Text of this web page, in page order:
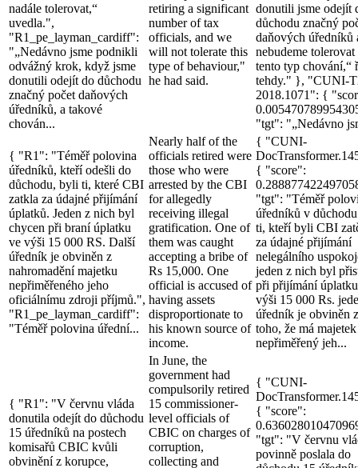
nadále tolerovat,“
uvedla.",
"R1_pe_layman_cardiff":
"„Nedávno jsme podnikli
odvážný krok, když jsme
donutili odejít do důchodu
značný počet daňových
úředníků, a takové
chován...
retiring a significant
number of tax
officials, and we
will not tolerate this
type of behaviour,"
he had said.
donutili jsme odejít
důchodu značný
daňových úředníků
nebudeme tolerovat
tento typ chování,“
tehdy." }, "CUNI-
2018.1071": {
"tgt": "„Nedávno
{ "R1": "Téměř polovina
úředníků, kteří odešli do
důchodu, byli ti, které CBI
zatkla za údajné přijímání
úplatků. Jeden z nich byl
chycen při braní úplatku
ve výši 15 000 RS. Další
úředník je obviněn z
nahromadění majetku
nepřiměřeného jeho
oficiálnímu zdroji příjmů.",
"R1_pe_layman_cardiff":
"Téměř polovina úřední...
Nearly half of the
officials retired were
those who were
arrested by the CBI
for allegedly
receiving illegal
gratification. One of
them was caught
accepting a bribe of
Rs 15,000. One
official is accused of
having assets
disproportionate to
his known source of
income.
{ "CUNI-
{ "score":
"tgt": "Téměř
úředníků v
ti, kteří byli CBI
za údajné přijímání
nelegálního
jeden z nich byl
při přijímání
výši 15 000 Rs.
úředník je obviněn z
toho, že má majetek
nepřiměřený jeh...
{ "R1": "V červnu vláda
donutila odejít do důchodu
15 úředníků na postech
komisařů CBIC kvůli
obvinění z korupce,
In June, the
government had
compulsorily retired
15 commissioner-
level officials of
CBIC on charges of
corruption,
collecting and
{ "CUNI-
{ "score":
"tgt": "V červnu
povinně poslala do